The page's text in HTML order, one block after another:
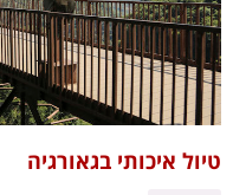
טיול איכותי בגאורגיה